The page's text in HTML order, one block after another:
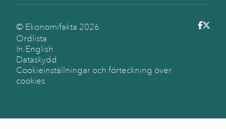
© Ekonomifakta 2026
Ordlista
In English
Dataskydd
Cookieinställningar och förteckning över
cookies